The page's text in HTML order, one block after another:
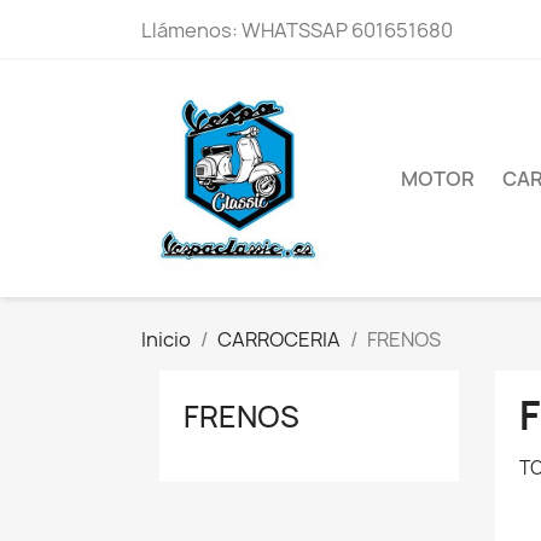
Llámenos:WHATSSAP 601651680
MOTOR
Inicio CARROCERIA FRENOS
FRENOS